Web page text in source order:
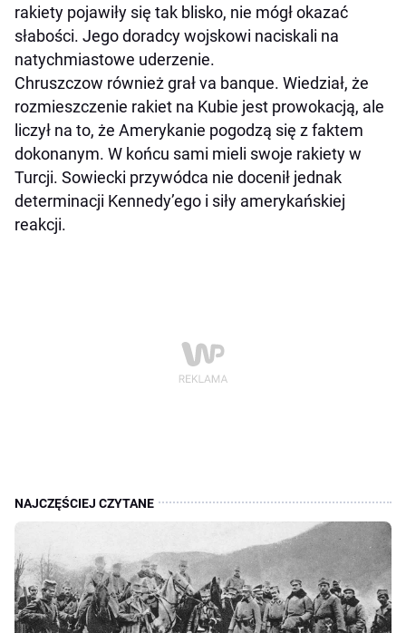
rakiety pojawiły się tak blisko, nie mógł okazać
słabości. Jego doradcy wojskowi naciskali na
natychmiastowe uderzenie.
Chruszczow również grał va banque. Wiedział, że
rozmieszczenie rakiet na Kubie jest prowokacją, ale
liczył na to, że Amerykanie pogodzą się z faktem
dokonanym. W końcu sami mieli swoje rakiety w
Turcji. Sowiecki przywódca nie docenił jednak
determinacji Kennedy’ego i siły amerykańskiej
reakcji.